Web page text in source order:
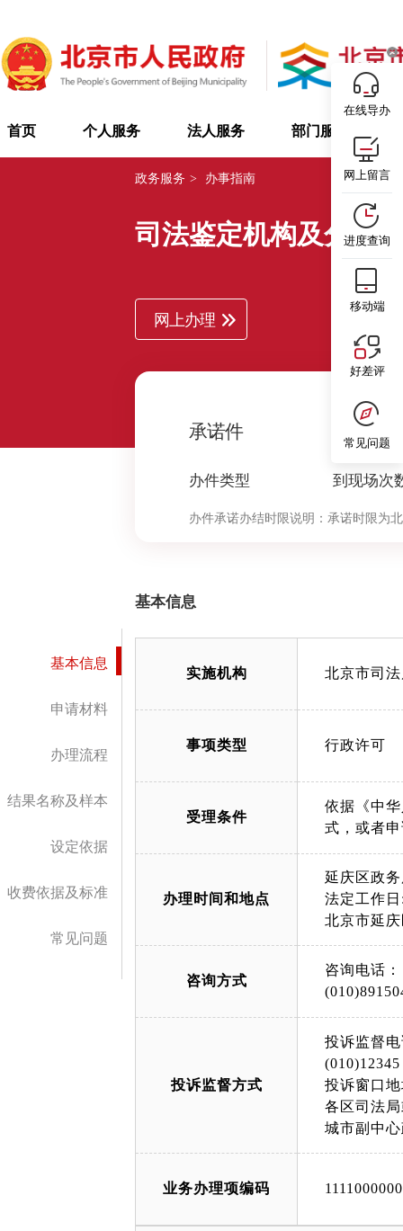
首页 个人服务 法人服务 部门服务
政务服务 > 办事指南
司法鉴定机构及分支
网上办理
承诺件
办件类型
0
到现场次
办件承诺办结时限说明： 承诺时限为
基本信息
申请材料
办理流程
结果名称及样本
设定依据
收费依据及标准
常见问题
基本信息
实施机构 北京市司
事项类型 行政许可
受理条件
依据《中
式，或者
办理时间和地点
延庆区政
法定工作
北京市延
咨询方式
咨询电话：
投诉监督方式
投诉监督
(010)12345
投诉窗口
各区司法
城市副中
业务办理项编码
在线导办
网上留言
进度查询
移动端
好差评
常见问题